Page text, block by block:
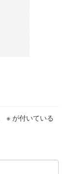
※ が付いている